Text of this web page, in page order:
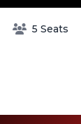
5 Seats